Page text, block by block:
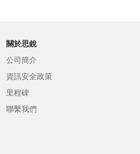
關於思銳
公司簡介
資訊安全政策
里程碑
聯繫我們